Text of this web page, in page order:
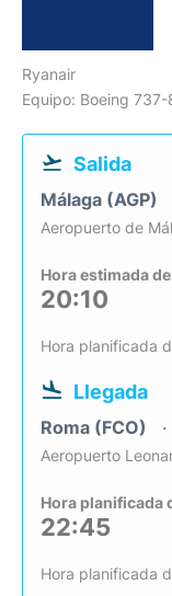
Ryanair
Equipo: Boeing
Salida
Málaga (AGP)
Aeropuerto de
Hora estimada
20:10
Hora planificada
Llegada
Roma (FCO)
Aeropuerto
Hora planificada
22:45
Hora planificada